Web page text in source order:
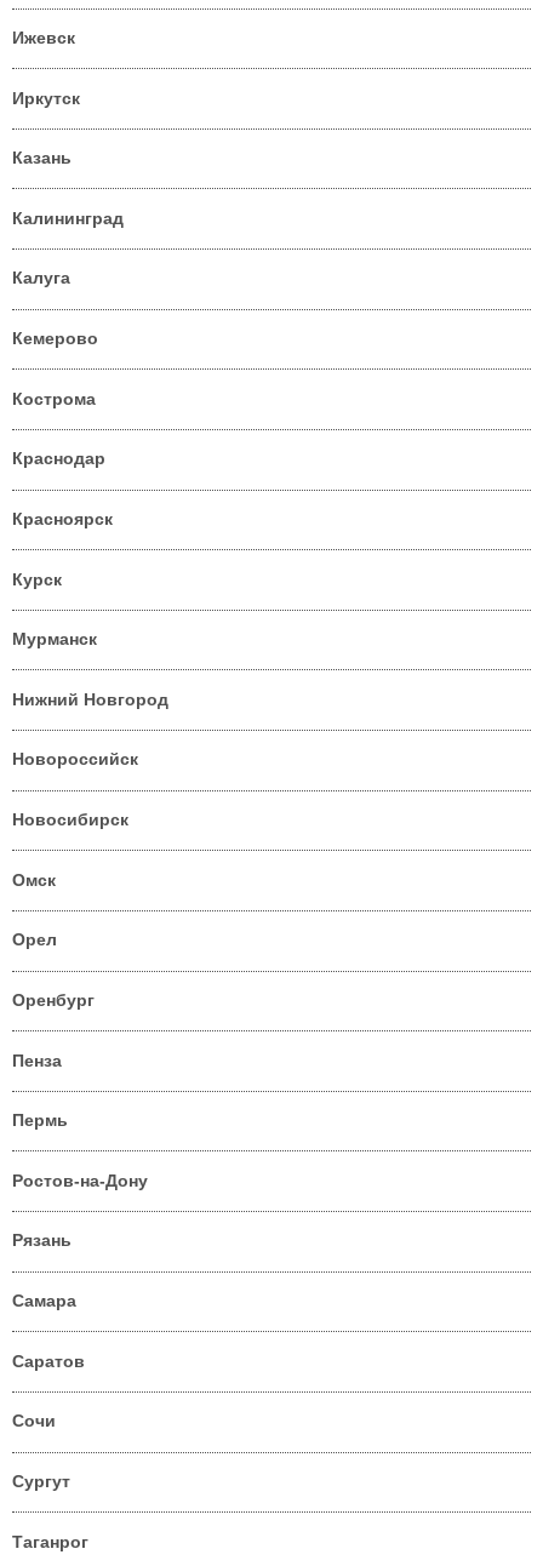
Ижевск
Иркутск
Казань
Калининград
Калуга
Кемерово
Кострома
Краснодар
Красноярск
Курск
Мурманск
Нижний Новгород
Новороссийск
Новосибирск
Омск
Орел
Оренбург
Пенза
Пермь
Ростов-на-Дону
Рязань
Самара
Саратов
Сочи
Сургут
Таганрог